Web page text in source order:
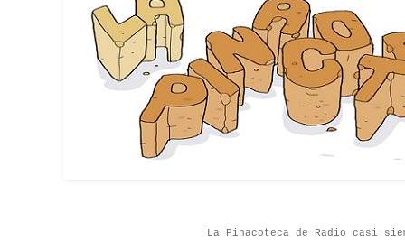
La Pinacoteca de Radio casi